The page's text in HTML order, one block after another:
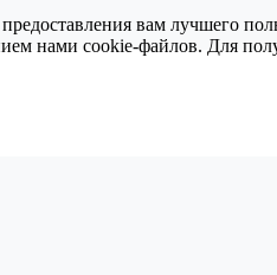
вам лучшего
нами cookie-файлов. Для